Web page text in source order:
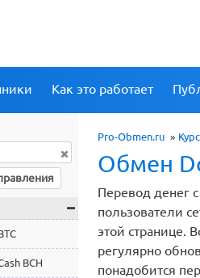
Как это работает
Pro-Obmen.ru »
Обмен
Перевод денег
пользователи
этой странице.
регулярно
понадобится
BCH